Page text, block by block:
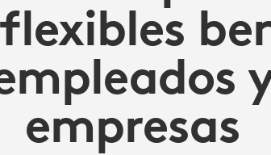
empresas